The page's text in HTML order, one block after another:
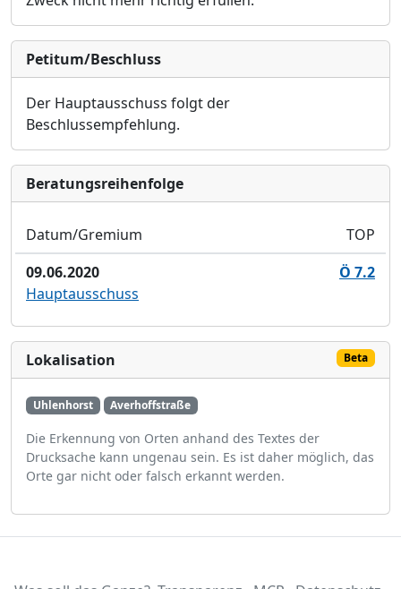
Petitum/Beschluss
Der Hauptausschuss folgt der
Beschlussempfehlung.
Bera­tungs­reihen­folge
Datum/Gremium
TOP
09.06.2020
Ö 7.2
Hauptausschuss
Lokalisation Beta
Uhlenhorst Averhoffstraße
Die Erkennung von Orten anhand des Textes der
Drucksache kann ungenau sein. Es ist daher möglich, das
Orte gar nicht oder falsch erkannt werden.